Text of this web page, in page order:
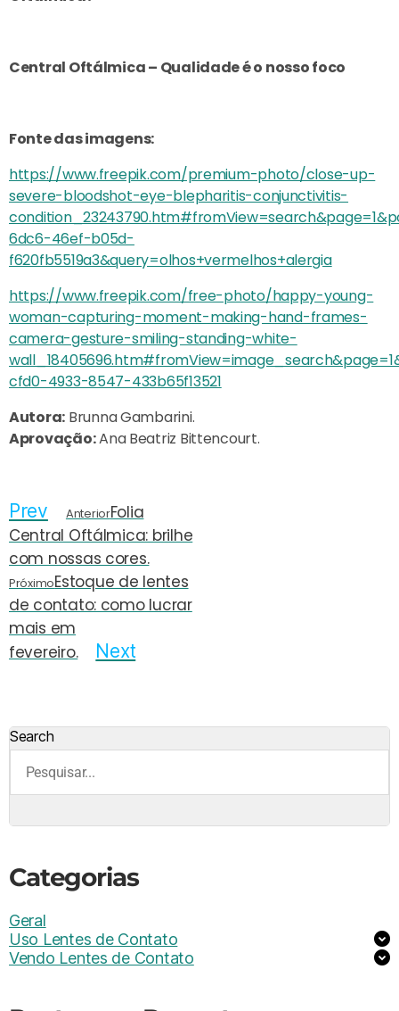
Central Oftálmica – Qualidade é o nosso foco
Fonte das imagens:
https://www.freepik.com/premium-photo/close-up-
severe-bloodshot-eye-blepharitis-conjunctivitis-
6dc6-46ef-b05d-
f620fb5519a3&query=olhos+vermelhos+alergia
https://www.freepik.com/free-photo/happy-young-
woman-capturing-moment-making-hand-frames-
camera-gesture-smiling-standing-white-
cfd0-4933-8547-433b65f13521
Autora: Brunna Gambarini.
Aprovação:Ana Beatriz Bittencourt.
Prev AnteriorFolia
Central Oftálmica: brilhe
com nossas cores.
PróximoEstoque de lentes
de contato: como lucrar
mais em
fevereiro.
Next
Search
Categorias
Geral
Uso Lentes de Contato
Vendo Lentes de Contato